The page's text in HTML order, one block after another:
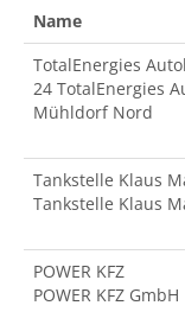
Name
TotalEnergies
24 TotalEnergies
Mühldorf Nord
Tankstelle Klaus
Tankstelle Klaus
POWER KFZ
POWER KFZ GmbH